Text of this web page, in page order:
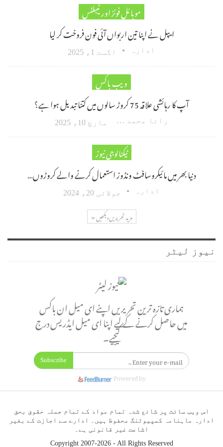
موبائل فونز اور ٹیبلٹس
ایپل نے اپنا تین اربواں آئی فون فروخت کر لیا
ادارہ اگست 1، 2025
ویب باکس
آپ کا رہائشی علاقہ 75 کروڑ سالوں میں کتنا تبدیل ہوا ہے؟
رانا محمد امین اکبر مارچ 10، 2025
ٹیکنالوجی نیوز
دنیا بھر میں مائیکروسافٹ ونڈوز استعمال کرنے والے کروڑوں…
ادارہ جولائی 20، 2024
مزید تحریریں دیکھیں
نیوز لیٹر
ہماری تازہ ترین تحریریں اپنے ای میل ان باکس
میں حاصل کرنے کے لیے اپنا ای میل ایڈریس درج
کیجیے۔
Subscribe
Powered by
اس ویب سائٹ پر شائع شدہ تمام مواد کے تمام جملہ حقوق بحق
ادارہ ماہنامہ کمپیوٹنگ محفوظ ہیں۔ ادارے سے اجازت کے بغیر
اشاعت غیر قانونی ہے۔
Copyright 2007-2026 - All Rights Reserved